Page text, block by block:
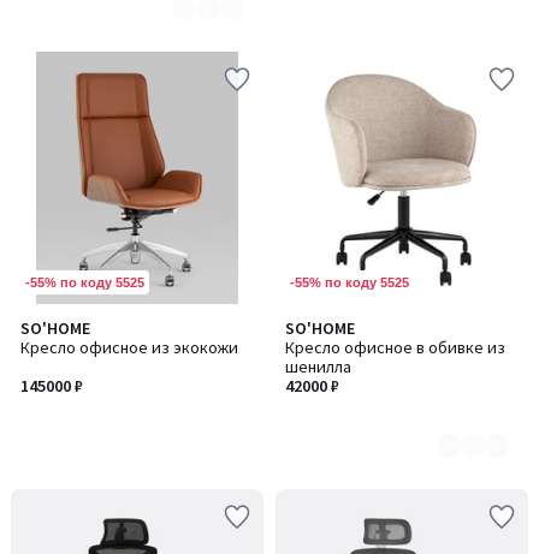
-55% по коду 5525
SO'HOME
Кресло офисное из экокожи
145000 ₽
-55% по коду 5525
SO'HOME
Кресло офисное в обивке из
шенилла
42000 ₽
Количество
цветов:
3